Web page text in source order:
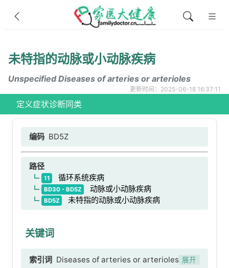
未特指的动脉或小动脉疾病
Unspecified Diseases of arteries or arterioles
更新时间：2025-06-18 16:37:11
定义症状诊断同类
编码 BD5Z
路径
11 循环系统疾病
BD30 - BD5Z 动脉或小动脉疾病
BD5Z 未特指的动脉或小动脉疾病
关键词
索引词 Diseases of arteries or arterioles、未
展开